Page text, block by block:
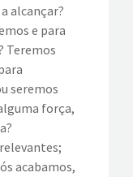
alcançar?
e para
Teremos
seremos
força,
acabamos,